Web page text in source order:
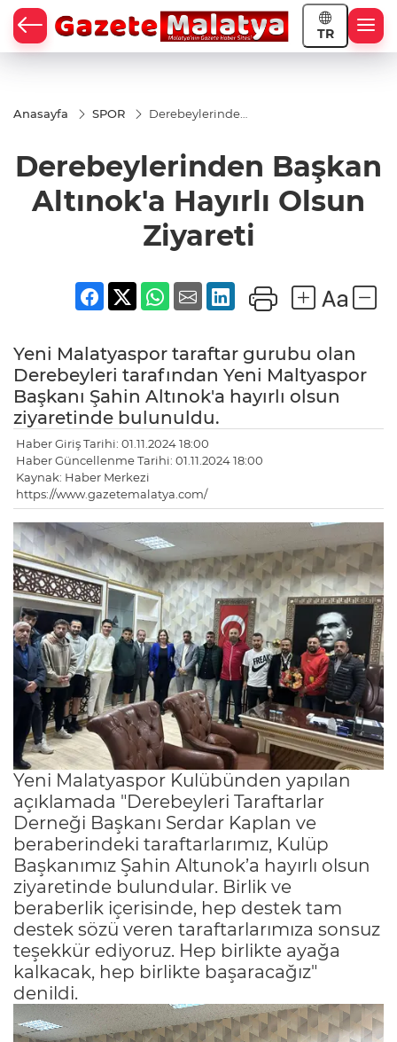
TR
Anasayfa SPOR
Derebeylerinden
Ziyareti
Derebeylerinden Başkan
Altınok'a Hayırlı Olsun
Ziyareti
Yeni Malatyaspor taraftar gurubu olan
Derebeyleri tarafından Yeni Maltyaspor
Başkanı Şahin Altınok'a hayırlı olsun
ziyaretinde bulunuldu.
Haber Giriş Tarihi: 01.11.2024 18:00
Haber Güncellenme Tarihi: 01.11.2024 18:00
Kaynak: Haber Merkezi
https://www.gazetemalatya.com/
Yeni Malatyaspor Kulübünden yapılan
açıklamada "Derebeyleri Taraftarlar
Derneği Başkanı Serdar Kaplan ve
beraberindeki taraftarlarımız, Kulüp
Başkanımız Şahin Altunok’a hayırlı olsun
ziyaretinde bulundular. Birlik ve
beraberlik içerisinde, hep destek tam
destek sözü veren taraftarlarımıza sonsuz
teşekkür ediyoruz. Hep birlikte ayağa
kalkacak, hep birlikte başaracağız"
denildi.